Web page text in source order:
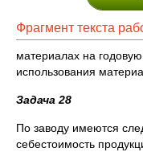
Фрагмент текста
материалах на
использования
Задача 28
По заводу имеются
себестоимость